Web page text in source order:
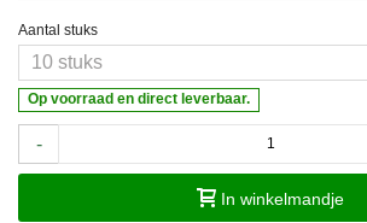
Aantal stuks
Op voorraad en direct leverbaar.
-
In winkelmandje